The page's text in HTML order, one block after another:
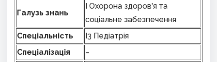
Галузь знань
I Охорона здоров’я та
соціальне забезпечення
Спеціальність
I3 Педіатрія
Спеціалізація
–